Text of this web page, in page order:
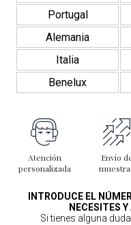
Portugal
Alemania
Italia
Benelux
Atención
personalizada
Envío
INTRODUCE EL
NECESITES
Si tienes alguna